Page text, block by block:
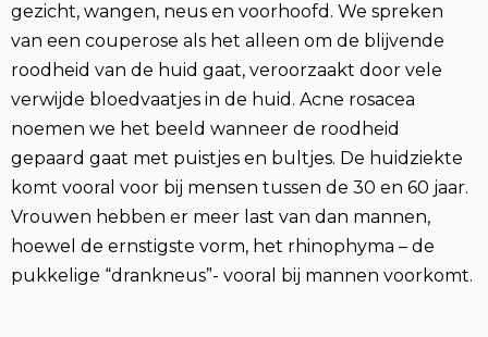
gezicht, wangen, neus en voorhoofd. We spreken
van een couperose als het alleen om de blijvende
roodheid van de huid gaat, veroorzaakt door vele
verwijde bloedvaatjes in de huid. Acne rosacea
noemen we het beeld wanneer de roodheid
gepaard gaat met puistjes en bultjes. De huidziekte
komt vooral voor bij mensen tussen de 30 en 60 jaar.
Vrouwen hebben er meer last van dan mannen,
hoewel de ernstigste vorm, het rhinophyma – de
pukkelige “drankneus”- vooral bij mannen voorkomt.